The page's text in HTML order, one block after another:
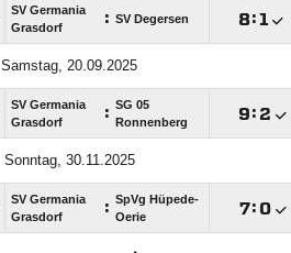
SV Germania
Grasdorf
: SV Degersen :
Samstag, 20.09.2025
SV Germania
Grasdorf
: SG 05
Ronnenberg
: 
Sonntag, 30.11.2025
SV Germania
Grasdorf
: SpVg Hüpede-
Oerie
: 